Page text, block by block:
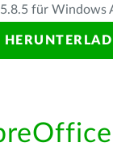
für Windows